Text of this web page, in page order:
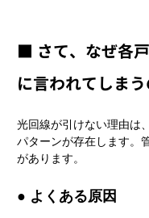
■ さて、なぜ各
に言われてしま
光回線が引けない理由は
パターンが存在します。
があります。
● よくある原因